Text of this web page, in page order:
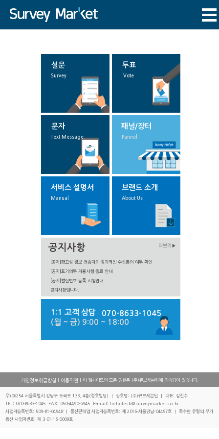
설문
Survey
투표
Vote
문자
Text Message
패널/장터
Pannel
서비스 설명서
Manual
브랜드 소개
About Us
공지사항 더보기▶
[공지]광고성 정보 전송자의 정기적인 수신동의 여부 확인
[공지]표기의무 자율시행 종료 안내
[공지]발신번호 등록 시행안내
공지사항입니다.
1:1 고객 상담
070-8633-1045
(월 ~ 금) 9:00 ~ 18:00
개인정보취급방침 이용약관| 이 웹사이트의 모든 권한은 (주)큐브세븐틴에 귀속되어 있습니다.
우)06254 서울특별시 강남구 도곡로 133, 4층(정호빌딩) | 상호명: (주)큐브세븐틴 | 대표: 김진수
TEL: 070-8633-1045 FAX: 050-4490-6945 E-mail: helpdesk@surveymarket.co.kr
사업자등록번호: 509-81-04948 | 통신판매업 사업자등록번호: 제 2016-서울강남-04497호 | 특수한 유형의 부가
통신 사업자번호: 제 3-01-16-0009호